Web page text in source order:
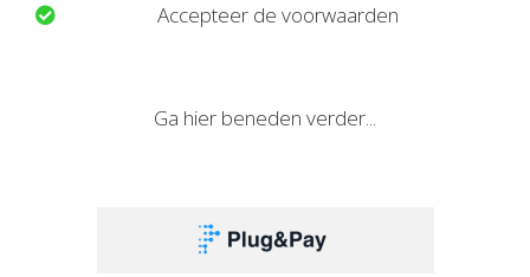
Accepteer de voorwaarden
Ga hier beneden verder...